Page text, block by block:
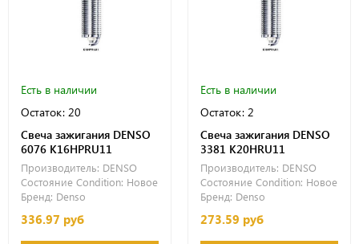
Есть в наличии
Остаток: 20
Свеча зажигания DENSO
6076 K16HPRU11
Производитель: DENSO
Состояние Condition: Новое
Бренд: Denso
336.97 руб
Есть в наличии
Остаток: 2
Свеча зажигания DENSO
3381 K20HRU11
Производитель: DENSO
Состояние Condition: Новое
Бренд: Denso
273.59 руб